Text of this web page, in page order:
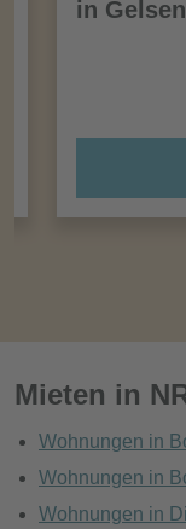
in
Mieten in
Wohnungen in
Wohnungen in
Wohnungen in